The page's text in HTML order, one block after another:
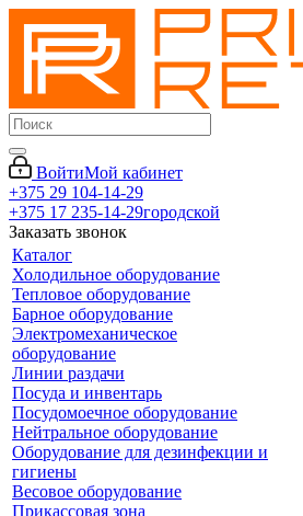
ВойтиМой кабинет
+375 29 104-14-29
+375 17 235-14-29городской
Заказать звонок
Каталог
Холодильное оборудование
Тепловое оборудование
Барное оборудование
Электромеханическое
оборудование
Линии раздачи
Посуда и инвентарь
Посудомоечное оборудование
Нейтральное оборудование
Оборудование для дезинфекции и
гигиены
Весовое оборудование
Прикассовая зона